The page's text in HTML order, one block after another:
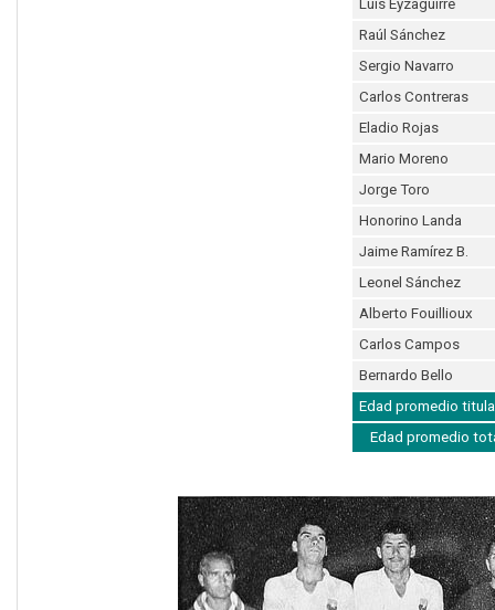
Luis Eyzaguirre
Raúl Sánchez
Sergio Navarro
Carlos Contreras
Eladio Rojas
Mario Moreno
Jorge Toro
Honorino Landa
Jaime Ramírez B.
Leonel Sánchez
Alberto Fouillioux
Carlos Campos
Bernardo Bello
Edad promedio
Edad promedio